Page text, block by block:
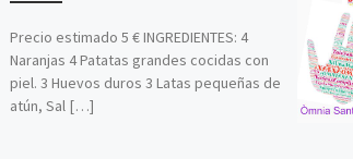
Precio estimado 5 € INGREDIENTES: 4
Naranjas 4 Patatas grandes cocidas con
piel. 3 Huevos duros 3 Latas pequeñas de
atún, Sal […]